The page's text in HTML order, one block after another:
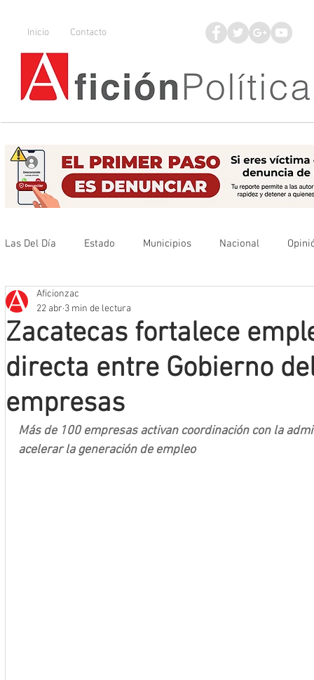
Inicio Contacto
Las Del Día Estado Municipios Nacional
Que no se olvide
Mineros LNBP
Zacatecas fortalece
directa entre Gobierno
empresas
Aficionzac
22 abr 3 min de lectura
Más de 100 empresas activan coordinación con la
acelerar la generación de empleo